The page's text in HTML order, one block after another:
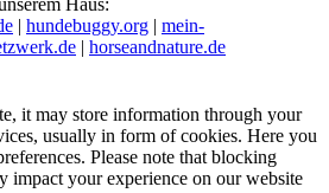
| hundebuggy.org | mein-
| horseandnature.de
it may store information through your
usually in form of cookies. Here you
Please note that blocking
impact your experience on our website